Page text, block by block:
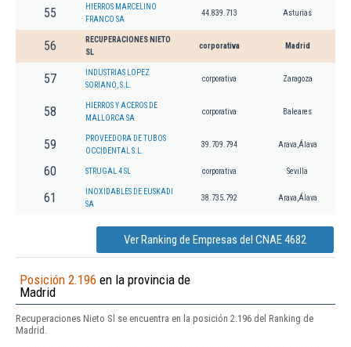
55
HIERROS MARCELINO
FRANCO SA
44.839.713 Asturias
56
RECUPERACIONES NIETO
SL
corporativa Madrid
57
INDUSTRIAS LOPEZ
SORIANO, S.L.
corporativa Zaragoza
58
HIERROS Y ACEROS DE
MALLORCA SA
corporativa Baleares
59
PROVEEDORA DE TUBOS
OCCIDENTAL S.L.
39.709.794 Arava,Álava
60 STRUGAL 4 SL corporativa Sevilla
61
INOXIDABLES DE EUSKADI
SA
38.735.792 Arava,Álava
Ver Ranking de Empresas del CNAE 4682
Posición 2.196 en la provincia de
Madrid
Recuperaciones Nieto Sl se encuentra en la posición 2.196 del Ranking de
Madrid.